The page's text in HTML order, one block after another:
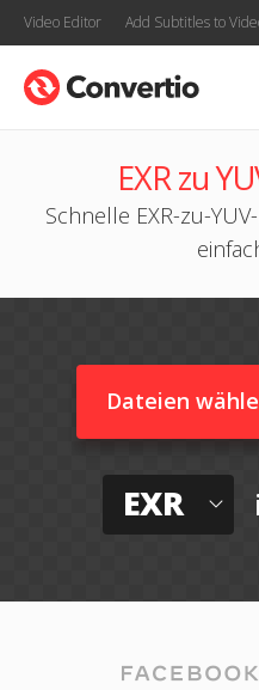
Video Editor Add Subtitles to
EXR zu
Schnelle EXR-zu-
Dateien
EXR